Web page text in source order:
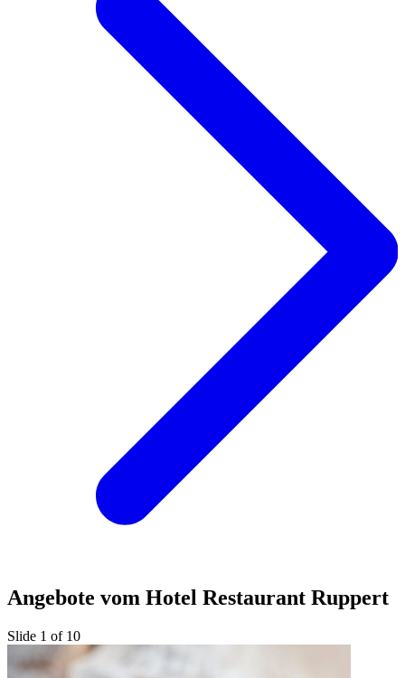
Angebote vom Hotel Restaurant Ruppert
Slide 1 of 10